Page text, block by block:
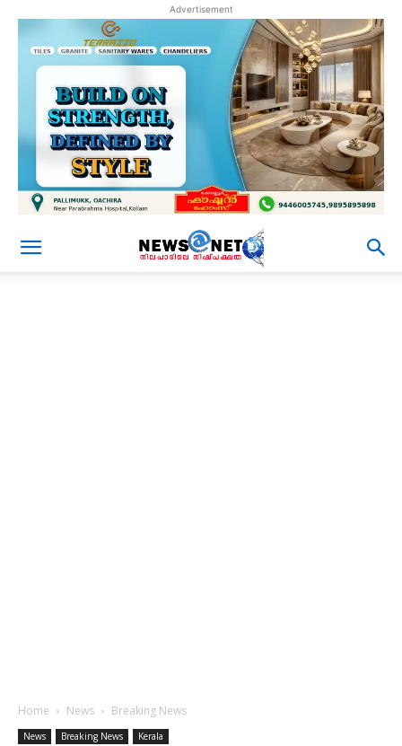
Advertisement
Home News Breaking News
News Breaking News Kerala